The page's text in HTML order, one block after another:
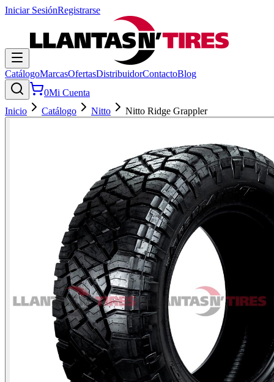
Iniciar SesiónRegistrarse
CatálogoMarcasOfertasDistribuidorContactoBlog
0Mi Cuenta
Inicio
Catálogo Nitto Nitto Ridge Grappler